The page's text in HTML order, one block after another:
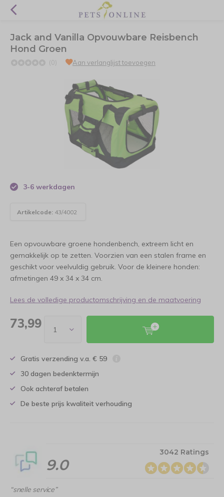
Jack and Vanilla Opvouwbare Reisbench
Hond Groen
(0) Aan verlanglijst toevoegen
3-6 werkdagen
Artikelcode: 43/4002
Een opvouwbare groene hondenbench, extreem licht en
gemakkelijk op te zetten. Voorzien van een stalen frame en
geschikt voor veelvuldig gebruik. Voor de kleinere honden:
afmetingen 49 x 34 x 34 cm.
Lees de volledige productomschrijving en de maatvoering
73,99
Gratis verzending v.a. € 59
30 dagen bedenktermijn
Ook achteraf betalen
De beste prijs kwaliteit verhouding
9.0
3042 Ratings
“snelle service”